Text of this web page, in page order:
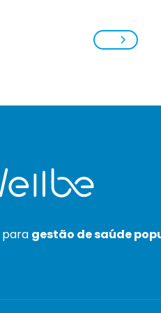
para gestão de saúde